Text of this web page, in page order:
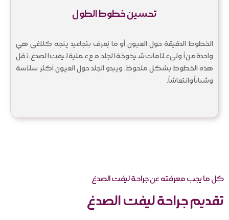
تحسين خطوط الطول
الخطوط الدقيقة حول العيون أو ما يُعرف بتجاعيد پنجه کلاغی هي
واحدة من أولى علامات شيخوخة الجلد. مع عملية لیفت الصدغ، تقل
هذه الخطوط بشكل ملحوظ، ويبدو الجلد حول العيون أكثر سلاسة
وشباباً وانتعاشاً.
كل ما يجب معرفته عن جراحة لیفت الصدغ
تقديم جراحة لیفت الصدغ